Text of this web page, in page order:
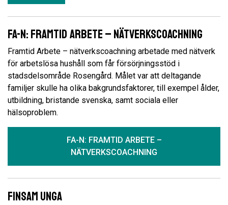
FA-N: Framtid Arbete – nätverkscoachning
Framtid Arbete – nätverkscoachning arbetade med nätverk
för arbetslösa hushåll som får försörjningsstöd i
stadsdelsområde Rosengård. Målet var att deltagande
familjer skulle ha olika bakgrundsfaktorer, till exempel ålder,
utbildning, bristande svenska, samt sociala eller
hälsoproblem.
FA-N: FRAMTID ARBETE –
NÄTVERKSCOACHNING
Finsam unga